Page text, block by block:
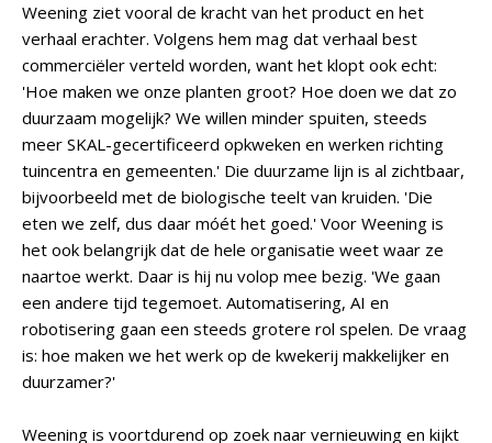
Weening ziet vooral de kracht van het product en het
verhaal erachter. Volgens hem mag dat verhaal best
commerciëler verteld worden, want het klopt ook echt:
'Hoe maken we onze planten groot? Hoe doen we dat zo
duurzaam mogelijk? We willen minder spuiten, steeds
meer SKAL-gecertificeerd opkweken en werken richting
tuincentra en gemeenten.' Die duurzame lijn is al zichtbaar,
bijvoorbeeld met de biologische teelt van kruiden. 'Die
eten we zelf, dus daar móét het goed.' Voor Weening is
het ook belangrijk dat de hele organisatie weet waar ze
naartoe werkt. Daar is hij nu volop mee bezig. 'We gaan
een andere tijd tegemoet. Automatisering, AI en
robotisering gaan een steeds grotere rol spelen. De vraag
is: hoe maken we het werk op de kwekerij makkelijker en
duurzamer?'
Weening is voortdurend op zoek naar vernieuwing en kijkt